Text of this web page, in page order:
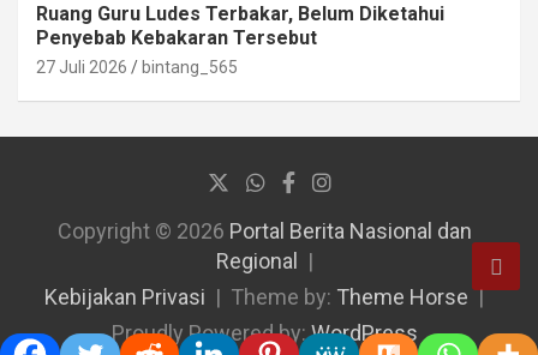
Ruang Guru Ludes Terbakar, Belum Diketahui
Penyebab Kebakaran Tersebut
27 Juli 2026 bintang_565
Copyright © 2026 Portal Berita Nasional dan
Regional
Kebijakan Privasi
Theme by: Theme Horse
Proudly Powered by:WordPress